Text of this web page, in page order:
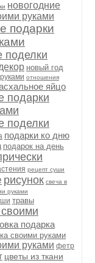
новогодние
руками
подарки
поделки
новый год
отношения
яйцо
подарки
поделки
подарки ко дню
подарок на день
рецепт суши
рисунок свеча в
руками
травы
подарка
своими руками
руками фетр
цветы из ткани